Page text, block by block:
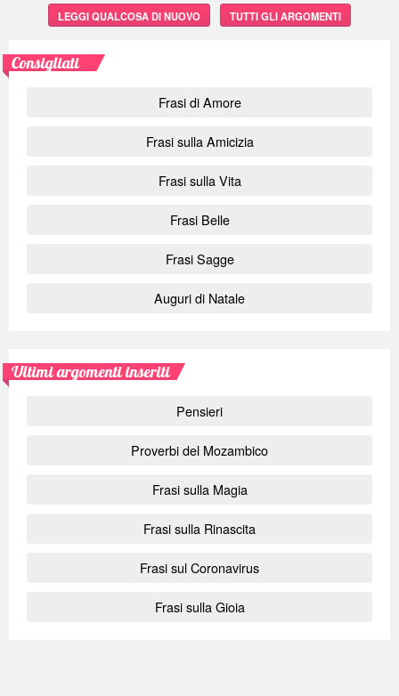
LEGGI QUALCOSA DI NUOVO TUTTI GLI ARGOMENTI
Consigliati
Frasi di Amore
Frasi sulla Amicizia
Frasi sulla Vita
Frasi Belle
Frasi Sagge
Auguri di Natale
Ultimi argomenti inseriti
Pensieri
Proverbi del Mozambico
Frasi sulla Magia
Frasi sulla Rinascita
Frasi sul Coronavirus
Frasi sulla Gioia